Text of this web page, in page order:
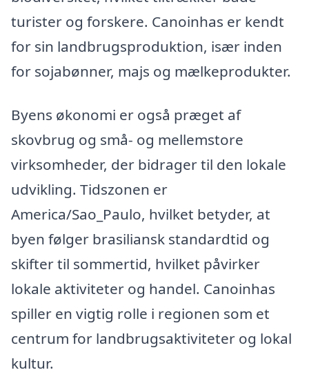
turister og forskere. Canoinhas er kendt
for sin landbrugsproduktion, især inden
for sojabønner, majs og mælkeprodukter.
Byens økonomi er også præget af
skovbrug og små- og mellemstore
virksomheder, der bidrager til den lokale
udvikling. Tidszonen er
America/Sao_Paulo, hvilket betyder, at
byen følger brasiliansk standardtid og
skifter til sommertid, hvilket påvirker
lokale aktiviteter og handel. Canoinhas
spiller en vigtig rolle i regionen som et
centrum for landbrugsaktiviteter og lokal
kultur.